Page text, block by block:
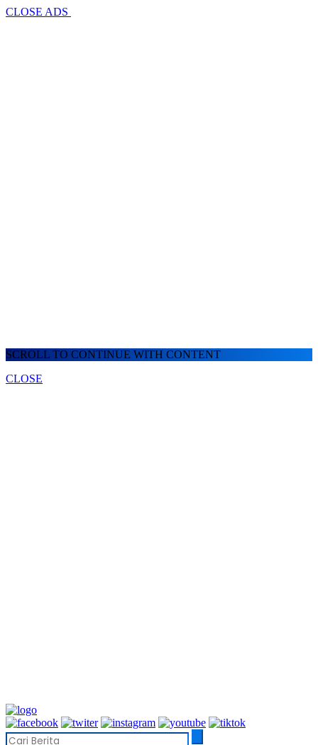
CLOSE ADS
SCROLL TO CONTINUE WITH CONTENT
CLOSE